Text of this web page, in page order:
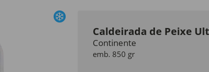
Caldeirada de Peixe
Continente
emb. 850 gr